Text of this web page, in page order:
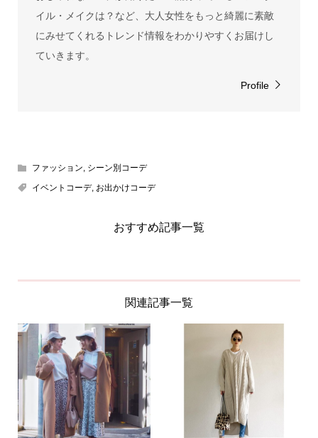
イル・メイクは？など、大人女性をもっと綺麗に素敵
にみせてくれるトレンド情報をわかりやすくお届けし
ていきます。
Profile
ファッション シーン別コーデ
イベントコーデ, お出かけコーデ
おすすめ記事一覧
関連記事一覧